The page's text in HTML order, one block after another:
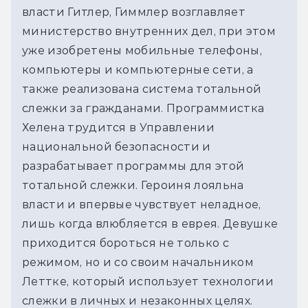
власти Гитлер, Гиммлер возглавляет
министерство внутренних дел, при этом
уже изобретены мобильные телефоны,
компьютеры и компьютерные сети, а
также реализована система тотальной
слежки за гражданами. Программистка
Хелена трудится в Управлении
национальной безопасности и
разрабатывает программы для этой
тотальной слежки. Героиня лояльна
власти и впервые чувствует неладное,
лишь когда влюбляется в еврея. Девушке
приходится бороться не только с
режимом, но и со своим начальником
Леттке, который использует технологии
слежки в личных и незаконных целях.